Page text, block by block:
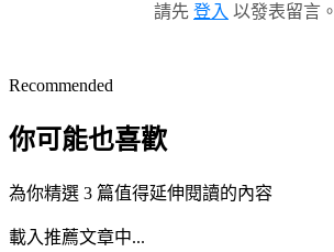
請先 登入 以發表留言。
Recommended
你可能也喜歡
為你精選 3 篇值得延伸閱讀的內容
載入推薦文章中...